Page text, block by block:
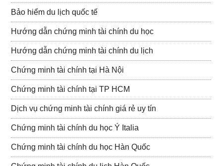
Bảo hiểm du lịch quốc tế
Hướng dẫn chứng minh tài chính du học
Hướng dẫn chứng minh tài chính du lịch
Chứng minh tài chính tại Hà Nội
Chứng minh tài chính tại TP HCM
Dịch vụ chứng minh tài chính giá rẻ uy tín
Chứng minh tài chính du học Ý Italia
Chứng minh tài chính du học Hàn Quốc